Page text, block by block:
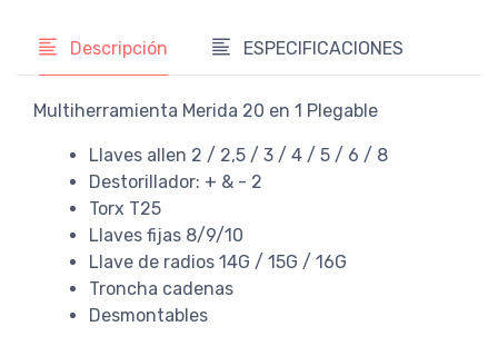
Descripción ESPECIFICACIONES
Multiherramienta Merida 20 en 1 Plegable
Llaves allen 2 / 2,5 / 3 / 4 / 5 / 6 / 8
Destorillador: + & - 2
Torx T25
Llaves fijas 8/9/10
Llave de radios 14G / 15G / 16G
Troncha cadenas
Desmontables